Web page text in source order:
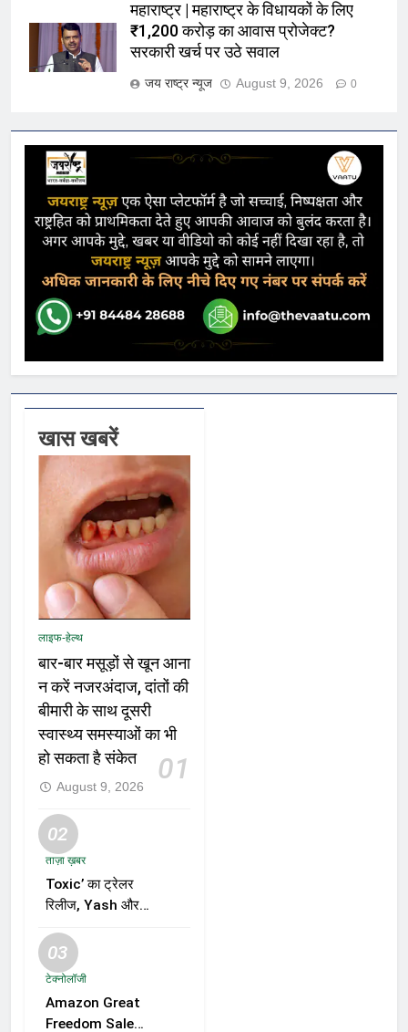
महाराष्ट्र | महाराष्ट्र के विधायकों के लिए
₹1,200 करोड़ का आवास प्रोजेक्ट?
सरकारी खर्च पर उठे सवाल
जय राष्ट्र न्यूज August 9, 2026 0
खास खबरें
लाइफ-हेल्थ
बार-बार मसूड़ों से खून आना
न करें नजरअंदाज, दांतों की
बीमारी के साथ दूसरी
स्वास्थ्य समस्याओं का भी
हो सकता है संकेत
01
August 9, 2026
02
ताज़ा ख़बर
Toxic’ का ट्रेलर
रिलीज, Yash और
जोड़ी ने मचाई हलचल,
फिल्म को लेकर बढ़ी
03
टेक्नोलॉजी
Amazon Great
Freedom Sale